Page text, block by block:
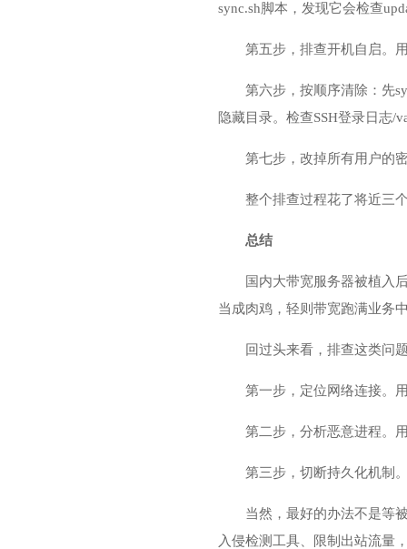
sync.sh脚本，发现它会检查
第五步，排查开机自启。
第六步，按顺序清除：先
隐藏目录。检查SSH登录日志
第七步，改掉所有用户的
整个排查过程花了将近三
总结
国内大带宽服务器被植入
当成肉鸡，轻则带宽跑满业务
回过头来看，排查这类问
第一步，定位网络连接。
第二步，分析恶意进程。
第三步，切断持久化机制
当然，最好的办法不是等
入侵检测工具、限制出站流量